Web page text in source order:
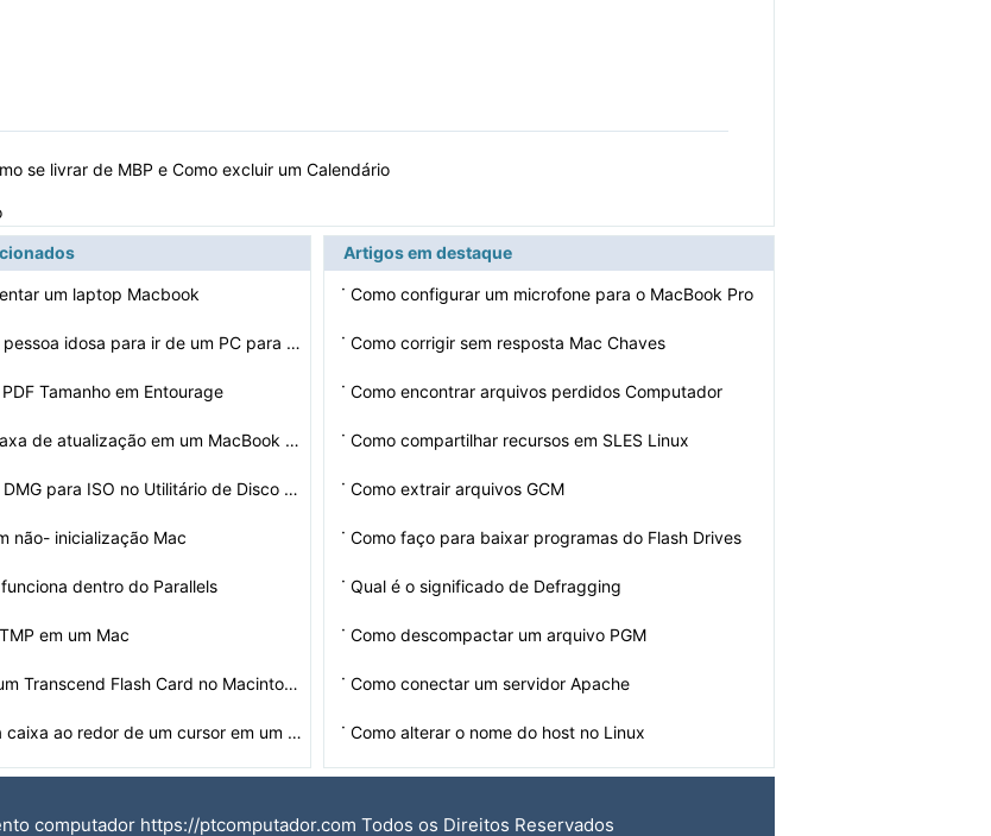
se livrar de MBP e Como excluir um Calendário
um laptop Macbook
É fácil para uma pessoa idosa para ir de um PC para u…
Tamanho em Entourage
Como alterar a taxa de atualização em um MacBook Pro
Como converter DMG para ISO no Utilitário de Disco do …
não- inicialização Mac
dentro do Parallels
em um Mac
Como formatar um Transcend Flash Card no Macintosh FAT
Como fazer uma caixa ao redor de um cursor em um Mac
Artigos em destaque
· Como configurar um microfone para o MacBook Pro
· Como corrigir sem resposta Mac Chaves
· Como encontrar arquivos perdidos Computador
· Como compartilhar recursos em SLES Linux
· Como extrair arquivos GCM
· Como faço para baixar programas do Flash Drives
· Qual é o significado de Defragging
· Como descompactar um arquivo PGM
· Como conectar um servidor Apache
· Como alterar o nome do host no Linux
computador https://ptcomputador.com Todos os Direitos Reservados